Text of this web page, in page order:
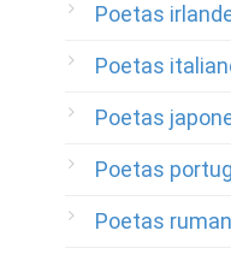
Poetas
Poetas
Poetas
Poetas
Poetas